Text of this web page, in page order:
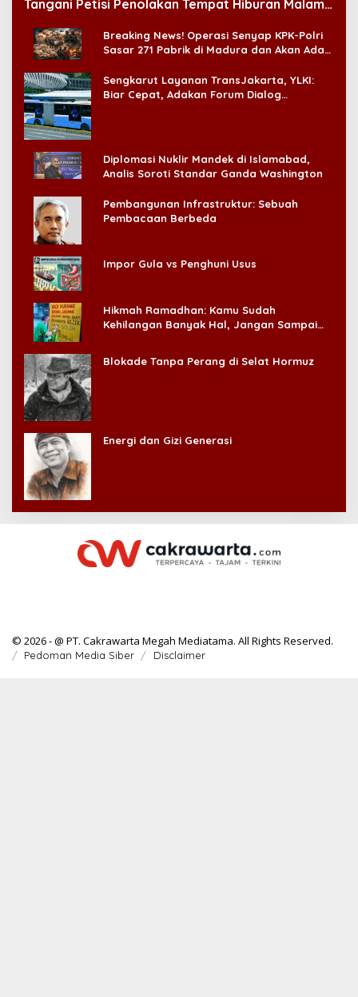
Tangani Petisi Penolakan Tempat Hiburan Malam
Breaking News! Operasi Senyap KPK-Polri
Sasar 271 Pabrik di Madura dan Akan Ada
Sengkarut Layanan TransJakarta, YLKI:
Biar Cepat, Adakan Forum Dialog
Diplomasi Nuklir Mandek di Islamabad,
Analis Soroti Standar Ganda Washington
Pembangunan Infrastruktur: Sebuah
Pembacaan Berbeda
Impor Gula vs Penghuni Usus
Hikmah Ramadhan: Kamu Sudah
Kehilangan Banyak Hal, Jangan Sampai
Blokade Tanpa Perang di Selat Hormuz
Energi dan Gizi Generasi
© 2026 - @ PT. Cakrawarta Megah Mediatama. All Rights Reserved.
Pedoman Media Siber Disclaimer